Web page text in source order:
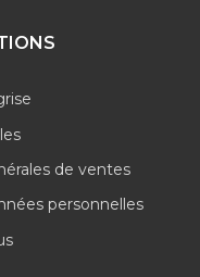
de ventes
personnelles